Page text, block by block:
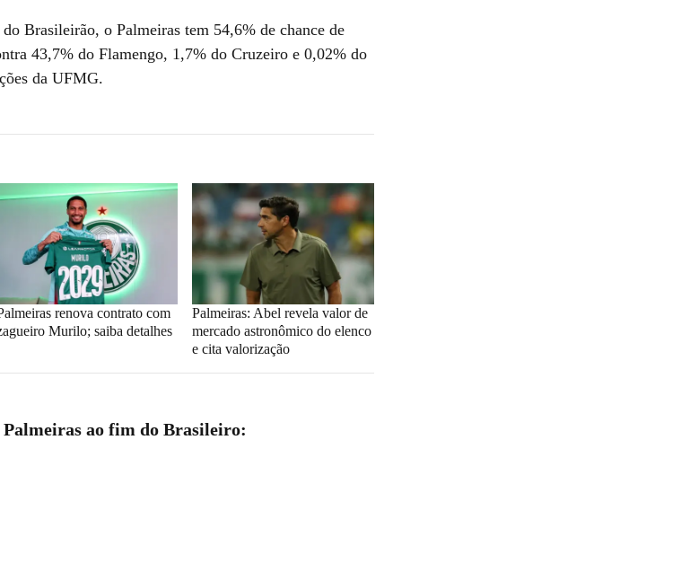
Brasileirão, o Palmeiras tem 54,6% de chance de
43,7% do Flamengo, 1,7% do Cruzeiro e 0,02% do
da UFMG.
renova contrato com
Murilo; saiba detalhes
Palmeiras: Abel revela valor de
mercado astronômico do elenco
e cita valorização
Palmeiras ao fim do Brasileiro: